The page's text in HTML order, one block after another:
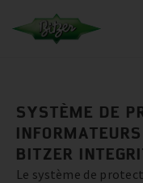
SYSTÈME DE
INFORMATEURS
BITZER
Le système de